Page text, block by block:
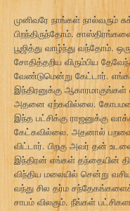
முனிவரே நாங்கள் நால்வரும்
பிறந்திருந்தோம்.
பூஜித்து வாழ்ந்து வந்தோம்.
சோதித்தறிய விரும்பிய
வேண்டுமென்று கேட்டார்.
இந்திரனுக்கு
அதனை ஏற்கவில்லை.
இந்த பட்சிக்கு ராஜனுக்கு
கேட்கவில்லை. அதனால்
விட்டார். பிறகு அவர் தன்
இந்திரன் எங்கள் தந்தையின்
விந்திய மலையில் சென்று
வந்து சில தர்ம
சாபம் விலகும். நீங்கள்